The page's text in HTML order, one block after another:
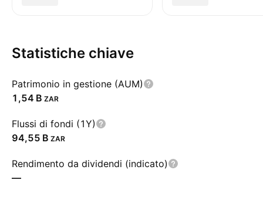
Statistiche chiave
Patrimonio in gestione (AUM)
‪1,54 B‬ ZAR
Flussi di fondi (1Y)
‪94,55 B‬ ZAR
Rendimento da dividendi (indicato)
—